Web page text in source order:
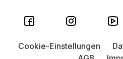
Cookie-Einstellungen